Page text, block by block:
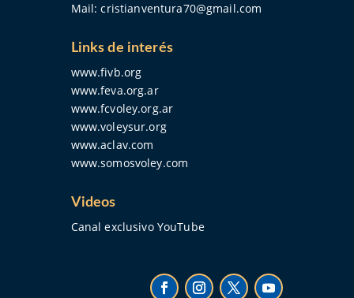
Mail: cristianventura70@gmail.com
Links de interés
www.fivb.org
www.feva.org.ar
www.fcvoley.org.ar
www.voleysur.org
www.aclav.com
www.somosvoley.com
Videos
Canal exclusivo YouTube